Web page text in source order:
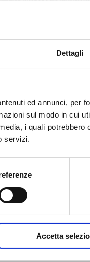
Dettagli
ed annunci, per
sul modo in cui
i quali
servizi.
Accetta
e Occidentale.
una stupenda
la Francia, la Corsice
di città quali Atene
sia con le compagnia
206 207 208
206